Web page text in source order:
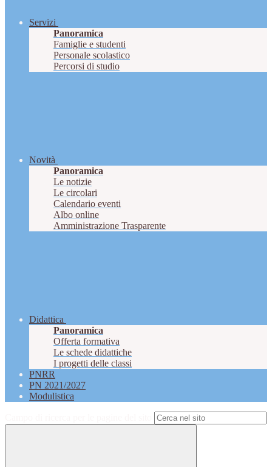
Servizi
Panoramica
Famiglie e studenti
Personale scolastico
Percorsi di studio
Novità
Panoramica
Le notizie
Le circolari
Calendario eventi
Albo online
Amministrazione Trasparente
Didattica
Panoramica
Offerta formativa
Le schede didattiche
I progetti delle classi
PNRR
PN 2021/2027
Modulistica